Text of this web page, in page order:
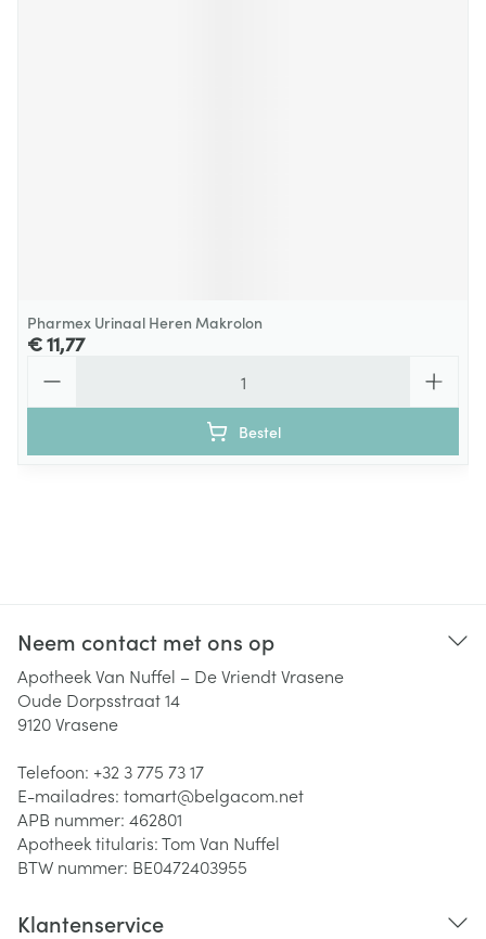
Pharmex Urinaal Heren Makrolon
€ 11,77
Bestel
Neem contact met ons op
Apotheek Van Nuffel – De Vriendt Vrasene
Oude Dorpsstraat 14
9120Vrasene
Telefoon: +32 3 775 73 17
E-mailadres: tomart@belgacom.net
APB nummer: 462801
Apotheek titularis:Tom Van Nuffel
BTW nummer: BE0472403955
Klantenservice